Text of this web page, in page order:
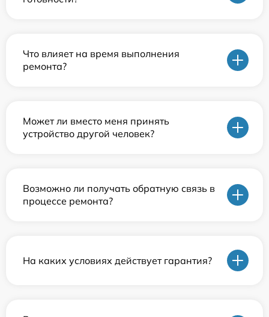
Что влияет на время выполнения
ремонта?
Может ли вместо меня принять
устройство другой человек?
Возможно ли получать обратную связь в
процессе ремонта?
На каких условиях действует гарантия?